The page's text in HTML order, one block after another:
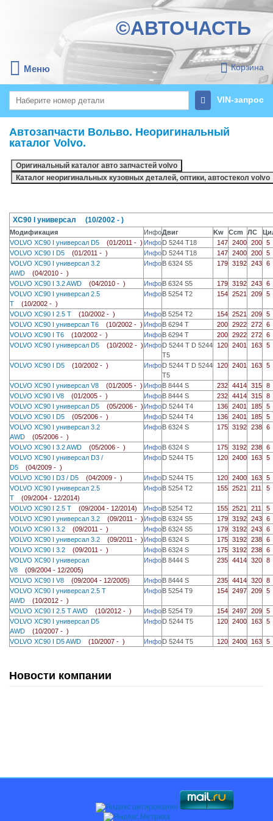
©АВТОЧАСТЬ
Меню Корзина
VIN-запрос
Автозапчасти Вольво. Неоригинальный
каталог Volvo.
XC90 I универсал (10/2002 - )
Модификация ИнфоДвиг Kw Ccm ЛС
VOLVO XC90 I универсал D5 (01/2011 - ) ИнфоD 5244 T18 147 2400 200 5
VOLVO XC90 I D5 (01/2011 - ) ИнфоD 5244 T18 147 2400 200 5
VOLVO XC90 I универсал 3.2
AWD (04/2010 - )
ИнфоB 6324 S5 179 3192 243 6
VOLVO XC90 I 3.2 AWD (04/2010 - ) ИнфоB 6324 S5 179 3192 243 6
VOLVO XC90 I универсал 2.5
T (10/2002 - )
ИнфоB 5254 T2 154 2521 209 5
VOLVO XC90 I 2.5 T (10/2002 - ) ИнфоB 5254 T2 154 2521 209 5
VOLVO XC90 I универсал T6 (10/2002 - ) ИнфоB 6294 T 200 2922 272 6
VOLVO XC90 I T6 (10/2002 - ) ИнфоB 6294 T 200 2922 272 6
VOLVO XC90 I универсал D5 (10/2002 - ) ИнфоD 5244 T D 5244
T5
120 2401 163 5
VOLVO XC90 I D5 (10/2002 - ) ИнфоD 5244 T D 5244
T5
120 2401 163 5
VOLVO XC90 I универсал V8 (01/2005 - ) ИнфоB 8444 S 232 4414 315 8
VOLVO XC90 I V8 (01/2005 - ) ИнфоB 8444 S 232 4414 315 8
VOLVO XC90 I универсал D5 (05/2006 - ) ИнфоD 5244 T4 136 2401 185 5
VOLVO XC90 I D5 (05/2006 - ) ИнфоD 5244 T4 136 2401 185 5
VOLVO XC90 I универсал 3.2
AWD (05/2006 - )
ИнфоB 6324 S 175 3192 238 6
VOLVO XC90 I 3.2 AWD (05/2006 - ) ИнфоB 6324 S 175 3192 238 6
VOLVO XC90 I универсал D3 /
D5 (04/2009 - )
ИнфоD 5244 T5 120 2400 163 5
VOLVO XC90 I D3 / D5 (04/2009 - ) ИнфоD 5244 T5 120 2400 163 5
VOLVO XC90 I универсал 2.5
T (09/2004 - 12/2014)
ИнфоB 5254 T2 155 2521 211 5
VOLVO XC90 I 2.5 T (09/2004 - 12/2014) ИнфоB 5254 T2 155 2521 211
5
VOLVO XC90 I универсал 3.2 (09/2011 - ) ИнфоB 6324 S5 179 3192 243 6
VOLVO XC90 I 3.2 (09/2011 - ) ИнфоB 6324 S5 179 3192 243 6
VOLVO XC90 I универсал 3.2 (09/2011 - ) ИнфоB 6324 S 175 3192 238 6
VOLVO XC90 I 3.2 (09/2011 - ) ИнфоB 6324 S 175 3192 238 6
VOLVO XC90 I универсал
V8 (09/2004 - 12/2005)
ИнфоB 8444 S 235 4414 320 8
VOLVO XC90 I V8 (09/2004 - 12/2005) ИнфоB 8444 S 235 4414 320 8
VOLVO XC90 I универсал 2.5 T
AWD (10/2012 - )
ИнфоB 5254 T9 154 2497 209 5
VOLVO XC90 I 2.5 T AWD (10/2012 - ) ИнфоB 5254 T9 154 2497 209 5
VOLVO XC90 I универсал D5
AWD (10/2007 - )
ИнфоD 5244 T5 120 2400 163 5
VOLVO XC90 I D5 AWD (10/2007 - ) ИнфоD 5244 T5 120 2400 163 5
Новости компании